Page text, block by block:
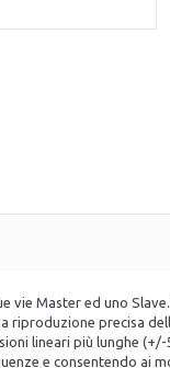
vie Master ed uno
riproduzione precisa
lineari più lunghe
e consentendo ai